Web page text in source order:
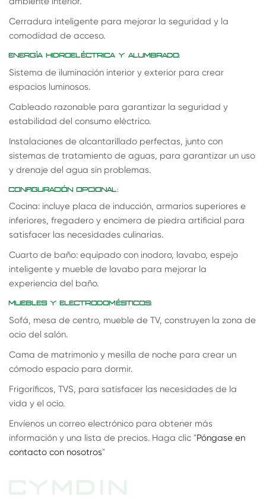
Cerradura inteligente para mejorar la seguridad y la
comodidad de acceso.
ENERGÍA HIDROELÉCTRICA Y ALUMBRADO:
Sistema de iluminación interior y exterior para crear
espacios luminosos.
Cableado razonable para garantizar la seguridad y
estabilidad del consumo eléctrico.
Instalaciones de alcantarillado perfectas, junto con
sistemas de tratamiento de aguas, para garantizar un uso
y drenaje del agua sin problemas.
CONFIGURACIÓN OPCIONAL:
Cocina: incluye placa de inducción, armarios superiores e
inferiores, fregadero y encimera de piedra artificial para
satisfacer las necesidades culinarias.
Cuarto de baño: equipado con inodoro, lavabo, espejo
inteligente y mueble de lavabo para mejorar la
experiencia del baño.
MUEBLES Y ELECTRODOMÉSTICOS:
Sofá, mesa de centro, mueble de TV, construyen la zona de
ocio del salón.
Cama de matrimonio y mesilla de noche para crear un
cómodo espacio para dormir.
Frigoríficos, TVS, para satisfacer las necesidades de la
vida y el ocio.
Envíenos un correo electrónico para obtener más
información y una lista de precios. Haga clic "Póngase en
contacto con nosotros"